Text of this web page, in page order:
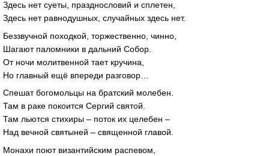
Здесь нет суеты, празднословий и сплетен,
Здесь нет равнодушных, случайных здесь нет.
Беззвучной походкой, торжественно, чинно,
Шагают паломники в дальний Собор.
От ночи молитвенной тает кручина,
Но главный ещё впереди разговор…
Спешат богомольцы на братский молебен.
Там в раке покоится Сергий святой.
Там льются стихиры – поток их целебен –
Над вечной святыней – священной главой.
Монахи поют византийским распевом,